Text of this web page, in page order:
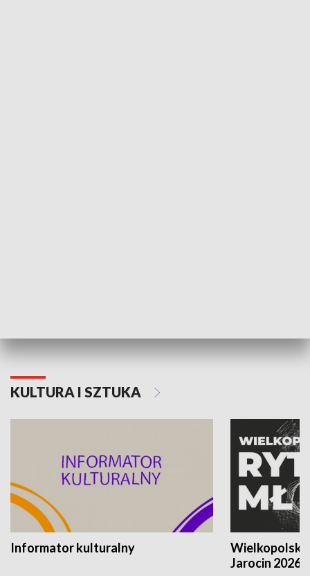
KULTURA I SZTUKA
Informator kulturalny
Jarocin 2026